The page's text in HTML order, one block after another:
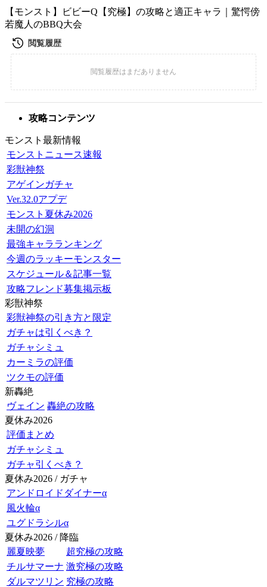
【モンスト】ビビーQ【究極】の攻略と適正キャラ｜驚愕傍
若魔人のBBQ大会
攻略コンテンツ
モンスト最新情報
モンストニュース速報
彩獣神祭
アゲインガチャ
Ver.32.0アプデ
モンスト夏休み2026
未開の幻洞
最強キャラランキング
今週のラッキーモンスター
スケジュール＆記事一覧
攻略フレンド募集掲示板
彩獣神祭
彩獣神祭の引き方と限定
ガチャは引くべき？
ガチャシミュ
カーミラの評価
ツクモの評価
新轟絶
ヴェイン 轟絶の攻略
夏休み2026
評価まとめ
ガチャシミュ
ガチャ引くべき？
夏休み2026 / ガチャ
アンドロイドダイナーα
風火輪α
ユグドラシルα
夏休み2026 / 降臨
麗夏映夢
超究極の攻略
チルサマーナ 激究極の攻略
ダルマツリン 究極の攻略